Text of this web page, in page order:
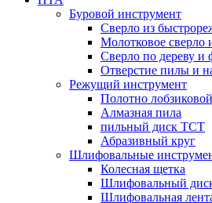
Буровой инструмент
Сверло из
Молотковое сверло
Сверло по дереву и
Отверстие пилы и
Режущий инструмент
Полотно
Алмазная пила
пильный диск ТСТ
Абразивный круг
Шлифовальные
Колесная щетка
Шлифовальный
Шлифовальная